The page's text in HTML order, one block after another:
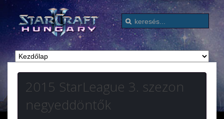
2015 StarLeague 3. szezon
negyeddöntők